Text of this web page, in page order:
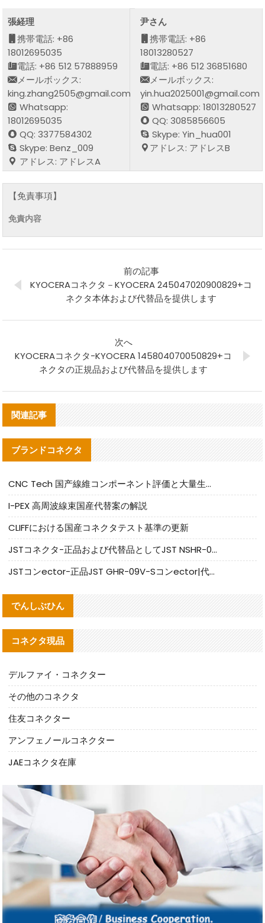
張経理
携帯電話: +86
18012695035
電話: +86 512 57888959
メールボックス:
king.zhang2505@gmail.com
Whatsapp:
18012695035
QQ: 3377584302
Skype: Benz_009
アドレス: アドレスA
尹さん
携帯電話: +86
18013280527
電話: +86 512 36851680
メールボックス:
yin.hua2025001@gmail.com
Whatsapp: 18013280527
QQ: 3085856605
Skype: Yin_hua001
アドレス: アドレスB
【免責事項】
免責内容
前の記事
KYOCERAコネクタ－KYOCERA 245047020900829+コ
ネクタ本体および代替品を提供します
次へ
KYOCERAコネクタ-KYOCERA 145804070050829+コ
ネクタの正規品および代替品を提供します
関連記事
ブランドコネクタ
CNC Tech 国产線維コンポーネント評価と大量生産適合ガイド
I-PEX 高周波線束国産代替案の解説
CLIFFにおける国産コネクタテスト基準の更新
JSTコネクタ-正品および代替品としてJST NSHR-02V-Sコネクタを提供します
JSTコンector-正品JST GHR-09V-Sコンector|代替品提供
でんしぶひん
コネクタ現品
デルファイ・コネクター
その他のコネクタ
住友コネクター
アンフェノールコネクター
JAEコネクタ在庫